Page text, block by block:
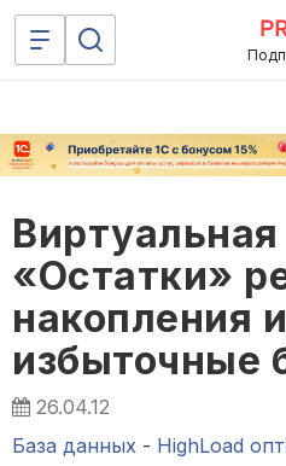
«Остатки»
накопления и
избыточные
26.04.12
База данных - HighLoad